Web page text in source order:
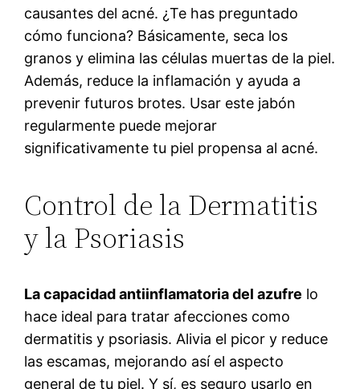
causantes del acné. ¿Te has preguntado
cómo funciona? Básicamente, seca los
granos y elimina las células muertas de la piel.
Además, reduce la inflamación y ayuda a
prevenir futuros brotes. Usar este jabón
regularmente puede mejorar
significativamente tu piel propensa al acné.
Control de la Dermatitis
y la Psoriasis
La capacidad antiinflamatoria del azufre lo
hace ideal para tratar afecciones como
dermatitis y psoriasis. Alivia el picor y reduce
las escamas, mejorando así el aspecto
general de tu piel. Y sí, es seguro usarlo en